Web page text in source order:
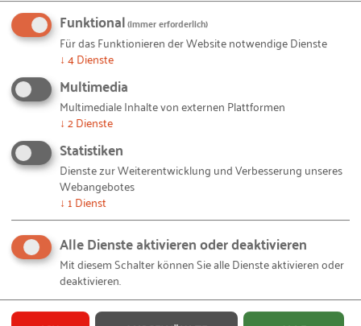
Führung & Management
23.09.2026
ARBEITSKREIS
RKW Arbeitskreis Kaufmännische Leiter/-
innen 2026
Führung & Management
ab 24.09.2026
Funktional(immer erforderlich)
Für das Funktionieren der Website notwendige Dienste
↓ 4Dienste
Multimedia
Multimediale Inhalte von externen Plattformen
↓ 2Dienste
Statistiken
Dienste zur Weiterentwicklung und Verbesserung unseres
Webangebotes
↓ 1 Dienst
Alle Dienste aktivieren oder deaktivieren
Mit diesem Schalter können Sie alle Dienste aktivieren oder
deaktivieren.